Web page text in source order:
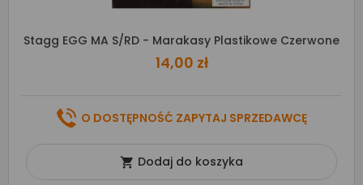
Stagg EGG MA S/RD - Marakasy Plastikowe Czerwone
14,00 zł
O DOSTĘPNOŚĆ ZAPYTAJ SPRZEDAWCĘ
 Dodaj do koszyka